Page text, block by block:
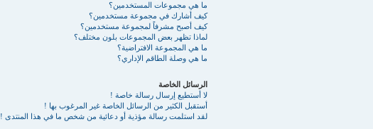
ما هي مجموعات المستخدمين؟
كيف أشارك في مجموعة مستخدمين؟
كيف أصبح مشرفاً لمجموعة مستخدمين؟
لماذا تظهر بعض المجموعات بلون مختلف؟
ما هي المجموعة الافتراضية؟
ما هي وصلة الطاقم الإداري؟
الرسائل الخاصة
لا أستطيع إرسال رسالة خاصة !
أستقبل الكثير من الرسائل الخاصة غير المرغوب بها !
لقد استلمت رسالة مؤذية أو دعائية من شخص ما في هذا المنتدى !